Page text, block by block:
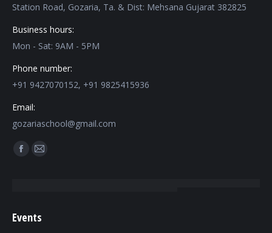
Station Road, Gozaria, Ta. & Dist: Mehsana Gujarat 382825
Business hours:
Mon - Sat: 9AM - 5PM
Phone number:
+91 9427070152, +91 9825415936
Email:
gozariaschool@gmail.com
Find us on:
Facebook
new
Mail
new
Events